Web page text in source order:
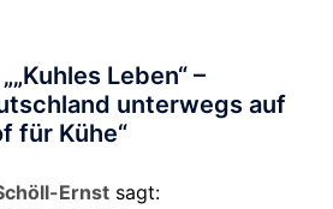
„Kuhles Leben“ –
unterwegs auf
für Kühe“
Ernst sagt: